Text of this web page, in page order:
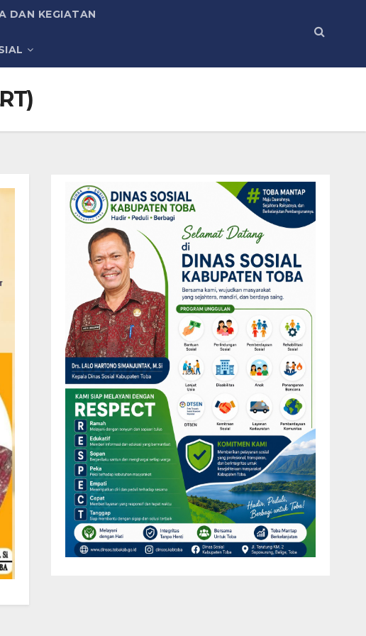
DAN KEGIATAN